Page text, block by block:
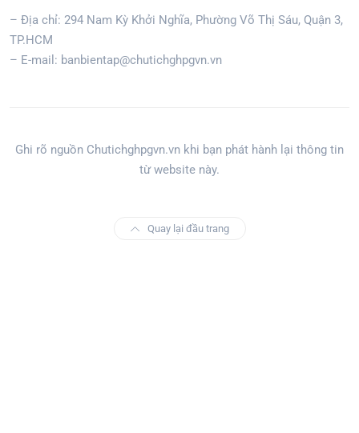
– Địa chỉ: 294 Nam Kỳ Khởi Nghĩa, Phường Võ Thị Sáu, Quận 3,
TP.HCM
– E-mail: banbientap@chutichghpgvn.vn
Ghi rõ nguồn Chutichghpgvn.vn khi bạn phát hành lại thông tin
từ website này.
Quay lại đầu trang